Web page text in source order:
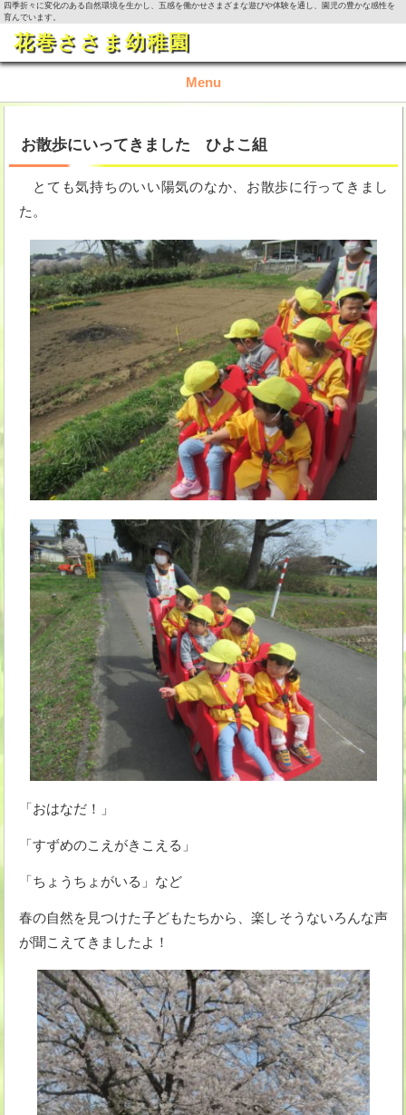
四季折々に変化のある自然環境を生かし、五感を働かせさまざまな遊びや体験を通し、園児の豊かな感性を
育んでいます。
花巻ささま幼稚園
Menu
園の概要
園の生活
入園資料・お問い合わせ
今月の活動
お散歩にいってきました ひよこ組
とても気持ちのいい陽気のなか、お散歩に行ってきまし
た。
「おはなだ！」
「すずめのこえがきこえる」
「ちょうちょがいる」など
春の自然を見つけた子どもたちから、楽しそうないろんな声
が聞こえてきましたよ！